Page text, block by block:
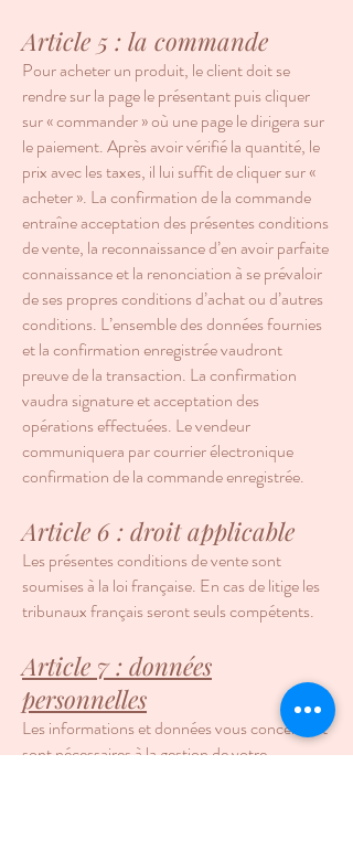
Article 5 : la commande
Pour acheter un produit, le client doit se
rendre sur la page le présentant puis cliquer
sur « commander » où une page le dirigera sur
le paiement. Après avoir vérifié la quantité, le
prix avec les taxes, il lui suffit de cliquer sur «
acheter ». La confirmation de la commande
entraîne acceptation des présentes conditions
de vente, la reconnaissance d’en avoir parfaite
connaissance et la renonciation à se prévaloir
de ses propres conditions d’achat ou d’autres
conditions. L’ensemble des données fournies
et la confirmation enregistrée vaudront
preuve de la transaction. La confirmation
vaudra signature et acceptation des
opérations effectuées. Le vendeur
communiquera par courrier électronique
confirmation de la commande enregistrée.
Article 6 : droit applicable
Les présentes conditions de vente sont
soumises à la loi française. En cas de litige les
tribunaux français seront seuls compétents.
Article 7 : données
personnelles
Les informations et données vous concernant
sont nécessaires à la gestion de votre